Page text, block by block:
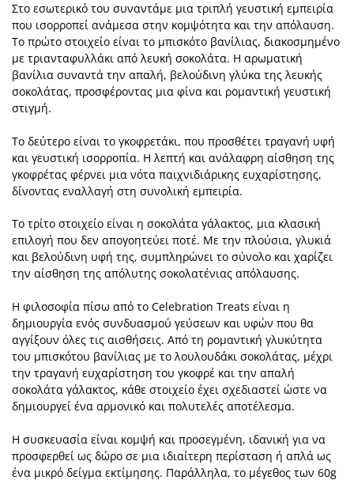
Στο εσωτερικό του συναντάμε μια τριπλή γευστική εμπειρία
που ισορροπεί ανάμεσα στην κομψότητα και την απόλαυση.
Το πρώτο στοιχείο είναι το μπισκότο βανίλιας, διακοσμημένο
με τριανταφυλλάκι από λευκή σοκολάτα. Η αρωματική
βανίλια συναντά την απαλή, βελούδινη γλύκα της λευκής
σοκολάτας, προσφέροντας μια φίνα και ρομαντική γευστική
στιγμή.
Το δεύτερο είναι το γκοφρετάκι, που προσθέτει τραγανή υφή
και γευστική ισορροπία. Η λεπτή και ανάλαφρη αίσθηση της
γκοφρέτας φέρνει μια νότα παιχνιδιάρικης ευχαρίστησης,
δίνοντας εναλλαγή στη συνολική εμπειρία.
Το τρίτο στοιχείο είναι η σοκολάτα γάλακτος, μια κλασική
επιλογή που δεν απογοητεύει ποτέ. Με την πλούσια, γλυκιά
και βελούδινη υφή της, συμπληρώνει το σύνολο και χαρίζει
την αίσθηση της απόλυτης σοκολατένιας απόλαυσης.
Η φιλοσοφία πίσω από το Celebration Treats είναι η
δημιουργία ενός συνδυασμού γεύσεων και υφών που θα
αγγίξουν όλες τις αισθήσεις. Από τη ρομαντική γλυκύτητα
του μπισκότου βανίλιας με το λουλουδάκι σοκολάτας, μέχρι
την τραγανή ευχαρίστηση του γκοφρέ και την απαλή
σοκολάτα γάλακτος, κάθε στοιχείο έχει σχεδιαστεί ώστε να
δημιουργεί ένα αρμονικό και πολυτελές αποτέλεσμα.
Η συσκευασία είναι κομψή και προσεγμένη, ιδανική για να
προσφερθεί ως δώρο σε μια ιδιαίτερη περίσταση ή απλά ως
ένα μικρό δείγμα εκτίμησης. Παράλληλα, το μέγεθος των 60g